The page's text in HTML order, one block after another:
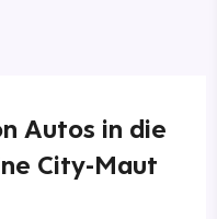
Autos in die
City-Maut